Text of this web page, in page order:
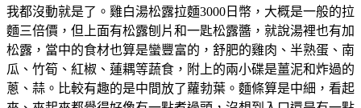
我都沒動就是了。雞白湯松露拉麵3000日幣，大概是一般的拉
麵三倍價，但上面有松露刨片和一匙松露醬，就說湯裡也有加
松露，當中的食材也算是蠻豐富的，舒肥的雞肉、半熟蛋、南
瓜、竹筍、紅椒、蓮耦等蔬食，附上的兩小碟是薑泥和炸過的
蔥、蒜。比較有趣的是中間放了蘿勃葉。麵條算是中細，看起